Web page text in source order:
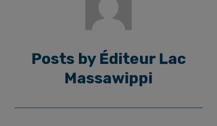
Posts by Éditeur Lac
Massawippi